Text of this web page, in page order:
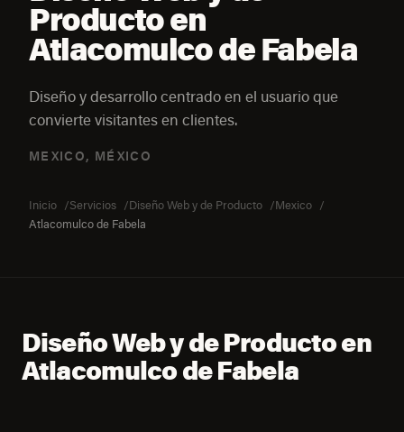
Producto en
Atlacomulco de Fabela
Diseño y desarrollo centrado en el usuario que
convierte visitantes en clientes.
MEXICO, MÉXICO
Inicio Servicios Diseño Web y de Producto
Mexico
Atlacomulco de Fabela
Diseño Web y de Producto en
Atlacomulco de Fabela